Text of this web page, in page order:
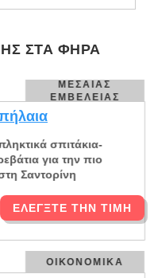
ΣΤΑ ΦΗΡΆ
ΜΕΣΑΊΑΣ
ΕΜΒΈΛΕΙΑΣ
σπιτάκια-
για την πιο
Σαντορίνη
ΕΛΈΓΞΤΕ ΤΗΝ ΤΙΜΉ
ΟΙΚΟΝΟΜΙΚΆ